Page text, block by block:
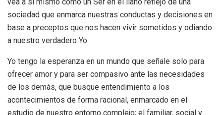
sociedad que enmarca nuestras conductas y decisiones en
base a preceptos que nos hacen vivir sometidos y odiando
a nuestro verdadero Yo.
Yo tengo la esperanza en un mundo que señale solo para
ofrecer amor y para ser compasivo ante las necesidades
de los demás, que busque entendimiento a los
acontecimientos de forma racional, enmarcado en el
estudio de nuestro entorno complejo; el familiar, social y